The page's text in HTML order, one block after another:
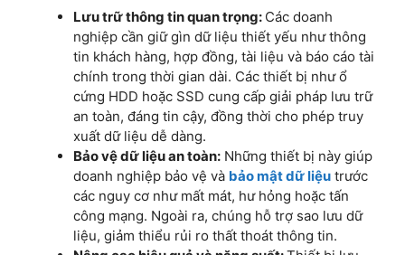
Lưu trữ thông tin quan trọng: Các doanh
nghiệp cần giữ gìn dữ liệu thiết yếu như thông
tin khách hàng, hợp đồng, tài liệu và báo cáo tài
chính trong thời gian dài. Các thiết bị như ổ
cứng HDD hoặc SSD cung cấp giải pháp lưu trữ
an toàn, đáng tin cậy, đồng thời cho phép truy
xuất dữ liệu dễ dàng.
Bảo vệ dữ liệu an toàn: Những thiết bị này giúp
doanh nghiệp bảo vệ và bảo mật dữ liệu trước
các nguy cơ như mất mát, hư hỏng hoặc tấn
công mạng. Ngoài ra, chúng hỗ trợ sao lưu dữ
liệu, giảm thiểu rủi ro thất thoát thông tin.